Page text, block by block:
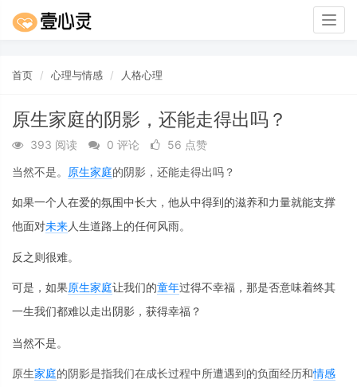
首页 心理与情感 人格心理
原生家庭的阴影，还能走得出吗？
393 阅读 0 评论
56 点赞
当然不是。
原生家庭的阴影，还能走得出吗？
如果一个人在爱的氛围中长大，他从中得到的滋养和力量就能支撑
他面对未来人生道路上的任何风雨。
反之则很难。
可是，如果原生家庭让我们的童年过得不幸福，那是否意味着终其
一生我们都难以走出阴影，获得幸福？
当然不是。
原生家庭的阴影是指我们在成长过程中所遭遇到的负面经历和情感